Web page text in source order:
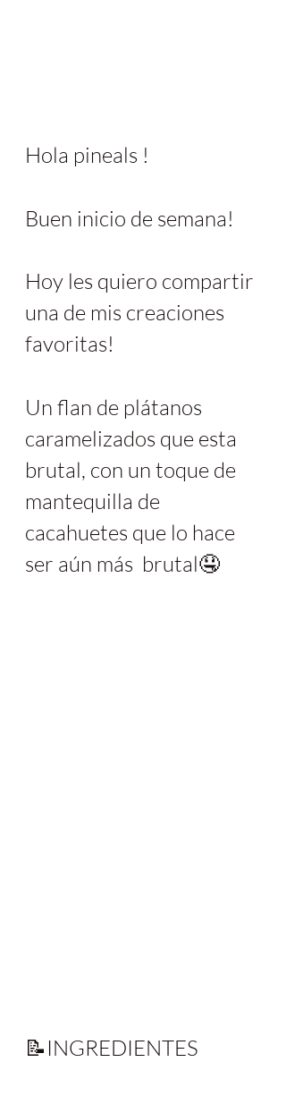
Hola pineals !
Buen inicio de semana!
Hoy les quiero compartir
una de mis creaciones
favoritas!
Un flan de plátanos
caramelizados que esta
brutal, con un toque de
mantequilla de
cacahuetes que lo hace
ser aún más  brutal🤤
📝INGREDIENTES